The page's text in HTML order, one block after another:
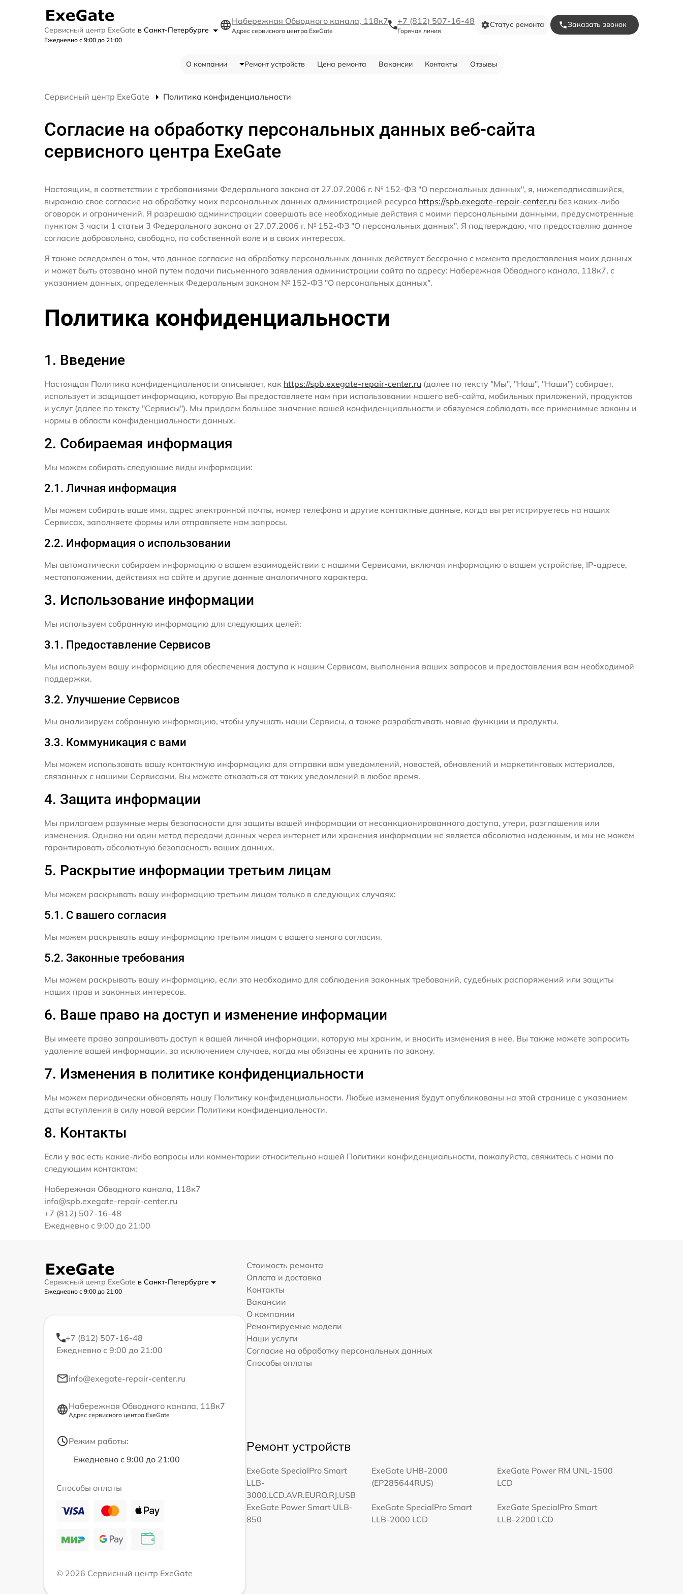
Сервисный центр ExeGate в Санкт-Петербурге
Ежедневно с 9:00 до 21:00
Набережная Обводного канала, 118к7
Адрес сервисного центра ExeGate
+7 (812) 507-16-48
Горячая линия
Статус ремонта Заказать звонок
О компании Ремонт устройств Цена ремонта Вакансии Контакты Отзывы
Сервисный центр ExeGate Политика конфиденциальности
Согласие на обработку персональных данных веб-сайта
сервисного центра ExeGate
Настоящим, в соответствии с требованиями Федерального закона от 27.07.2006 г. № 152-ФЗ "О персональных данных", я, нижеподписавшийся,
выражаю свое согласие на обработку моих персональных данных администрацией ресурса https://spb.exegate-repair-center.ru без каких-либо
оговорок и ограничений. Я разрешаю администрации совершать все необходимые действия с моими персональными данными, предусмотренные
пунктом 3 части 1 статьи 3 Федерального закона от 27.07.2006 г. № 152-ФЗ "О персональных данных". Я подтверждаю, что предоставляю данное
согласие добровольно, свободно, по собственной воле и в своих интересах.
Я также осведомлен о том, что данное согласие на обработку персональных данных действует бессрочно с момента предоставления моих данных
и может быть отозвано мной путем подачи письменного заявления администрации сайта по адресу: Набережная Обводного канала, 118к7, с
указанием данных, определенных Федеральным законом № 152-ФЗ "О персональных данных".
Политика конфиденциальности
1. Введение
Настоящая Политика конфиденциальности описывает, как https://spb.exegate-repair-center.ru (далее по тексту "Мы", "Наш", "Наши") собирает,
использует и защищает информацию, которую Вы предоставляете нам при использовании нашего веб-сайта, мобильных приложений, продуктов
и услуг (далее по тексту "Сервисы"). Мы придаем большое значение вашей конфиденциальности и обязуемся соблюдать все применимые законы и
нормы в области конфиденциальности данных.
2. Собираемая информация
Мы можем собирать следующие виды информации:
2.1. Личная информация
Мы можем собирать ваше имя, адрес электронной почты, номер телефона и другие контактные данные, когда вы регистрируетесь на наших
Сервисах, заполняете формы или отправляете нам запросы.
2.2. Информация о использовании
Мы автоматически собираем информацию о вашем взаимодействии с нашими Сервисами, включая информацию о вашем устройстве, IP-адресе,
местоположении, действиях на сайте и другие данные аналогичного характера.
3. Использование информации
Мы используем собранную информацию для следующих целей:
3.1. Предоставление Сервисов
Мы используем вашу информацию для обеспечения доступа к нашим Сервисам, выполнения ваших запросов и предоставления вам необходимой
поддержки.
3.2. Улучшение Сервисов
Мы анализируем собранную информацию, чтобы улучшать наши Сервисы, а также разрабатывать новые функции и продукты.
3.3. Коммуникация с вами
Мы можем использовать вашу контактную информацию для отправки вам уведомлений, новостей, обновлений и маркетинговых материалов,
связанных с нашими Сервисами. Вы можете отказаться от таких уведомлений в любое время.
4. Защита информации
Мы прилагаем разумные меры безопасности для защиты вашей информации от несанкционированного доступа, утери, разглашения или
изменения. Однако ни один метод передачи данных через интернет или хранения информации не является абсолютно надежным, и мы не можем
гарантировать абсолютную безопасность ваших данных.
5. Раскрытие информации третьим лицам
Мы можем раскрывать вашу информацию третьим лицам только в следующих случаях:
5.1. С вашего согласия
Мы можем раскрывать вашу информацию третьим лицам с вашего явного согласия.
5.2. Законные требования
Мы можем раскрывать вашу информацию, если это необходимо для соблюдения законных требований, судебных распоряжений или защиты
наших прав и законных интересов.
6. Ваше право на доступ и изменение информации
Вы имеете право запрашивать доступ к вашей личной информации, которую мы храним, и вносить изменения в нее. Вы также можете запросить
удаление вашей информации, за исключением случаев, когда мы обязаны ее хранить по закону.
7. Изменения в политике конфиденциальности
Мы можем периодически обновлять нашу Политику конфиденциальности. Любые изменения будут опубликованы на этой странице с указанием
даты вступления в силу новой версии Политики конфиденциальности.
8. Контакты
Если у вас есть какие-либо вопросы или комментарии относительно нашей Политики конфиденциальности, пожалуйста, свяжитесь с нами по
следующим контактам:
Набережная Обводного канала, 118к7
info@spb.exegate-repair-center.ru
+7 (812) 507-16-48
Ежедневно с 9:00 до 21:00
Сервисный центр ExeGate в Санкт-Петербурге
Ежедневно с 9:00 до 21:00
+7 (812) 507-16-48
Ежедневно с 9:00 до 21:00
info@exegate-repair-center.ru
Набережная Обводного канала, 118к7
Адрес сервисного центра ExeGate
Режим работы:
Ежедневно с 9:00 до 21:00
Способы оплаты
© 2026 Сервисный центр ExeGate
Стоимость ремонта
Оплата и доставка
Контакты
Вакансии
О компании
Ремонтируемые модели
Наши услуги
Согласие на обработку персональных данных
Способы оплаты
Ремонт устройств
ExeGate SpecialPro Smart
LLB-
3000.LCD.AVR.EURO.RJ.USB
ExeGate UHB-2000
(EP285644RUS)
ExeGate Power RM UNL-1500
LCD
ExeGate Power Smart ULB-
850
ExeGate SpecialPro Smart
LLB-2000 LCD
ExeGate SpecialPro Smart
LLB-2200 LCD